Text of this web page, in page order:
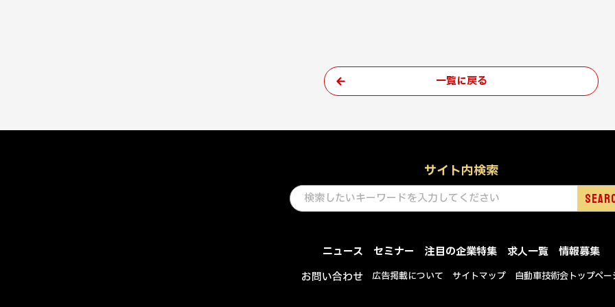
一覧に戻る
サイト内検索
ニュース セミナー 注目の企業特集 求人一覧
情報募集
お問い合わせ
広告掲載について サイトマップ 自動車技術会トップペー